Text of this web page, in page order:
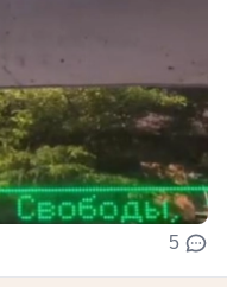
5